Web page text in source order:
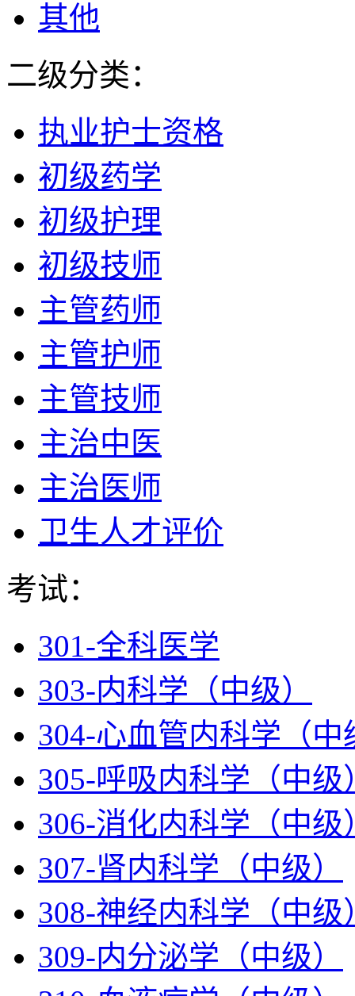
其他
二级分类：
执业护士资格
初级药学
初级护理
初级技师
主管药师
主管护师
主管技师
主治中医
主治医师
卫生人才评价
考试：
301-全科医学
303-内科学（中级）
304-心血管内科学（中
305-呼吸内科学（中级
306-消化内科学（中级
307-肾内科学（中级）
308-神经内科学（中级
309-内分泌学（中级）